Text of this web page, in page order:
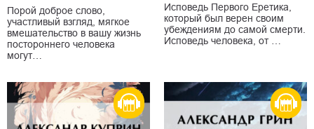
Порой доброе слово,
участливый взгляд, мягкое
вмешательство в вашу жизнь
постороннего человека
могут…
Исповедь Первого Еретика,
который был верен своим
убеждениям до самой смерти.
Исповедь человека, от …